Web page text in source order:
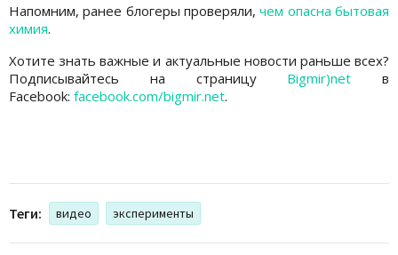
Напомним, ранее блогеры проверяли,чем опасна бытовая
химия.
Хотите знать важные и актуальные новости раньше всех?
Подписывайтесь на страницу Bigmir)net в
Facebook: facebook.com/bigmir.net.
Теги: видео эксперименты